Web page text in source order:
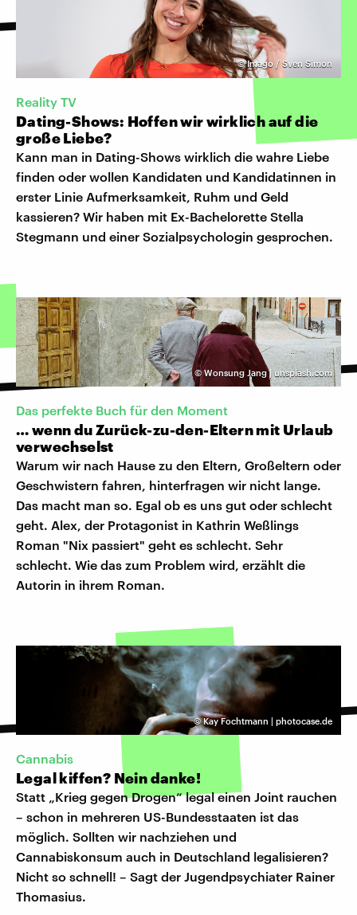
©Imago / Sven Simon
Reality TV
Dating-Shows: Hoffen wir wirklich auf die
große Liebe?
Kann man in Dating-Shows wirklich die wahre Liebe
finden oder wollen Kandidaten und Kandidatinnen in
erster Linie Aufmerksamkeit, Ruhm und Geld
kassieren? Wir haben mit Ex-Bachelorette Stella
Stegmann und einer Sozialpsychologin gesprochen.
©Wonsung Jang | unsplash.com
Das perfekte Buch für den Moment
… wenn du Zurück-zu-den-Eltern mit Urlaub
verwechselst
Warum wir nach Hause zu den Eltern, Großeltern oder
Geschwistern fahren, hinterfragen wir nicht lange.
Das macht man so. Egal ob es uns gut oder schlecht
geht. Alex, der Protagonist in Kathrin Weßlings
Roman "Nix passiert" geht es schlecht. Sehr
schlecht. Wie das zum Problem wird, erzählt die
Autorin in ihrem Roman.
©Kay Fochtmann | photocase.de
Cannabis
Legal kiffen? Nein danke!
Statt „Krieg gegen Drogen“ legal einen Joint rauchen
– schon in mehreren US-Bundesstaaten ist das
möglich. Sollten wir nachziehen und
Cannabiskonsum auch in Deutschland legalisieren?
Nicht so schnell! – Sagt der Jugendpsychiater Rainer
Thomasius.